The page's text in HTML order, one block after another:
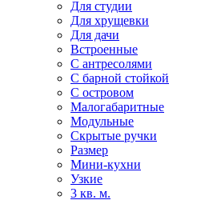
Для студии
Для хрущевки
Для дачи
Встроенные
С антресолями
С барной стойкой
С островом
Малогабаритные
Модульные
Скрытые ручки
Размер
Мини-кухни
Узкие
3 кв. м.